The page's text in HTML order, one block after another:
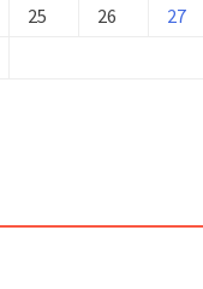
25 26 27